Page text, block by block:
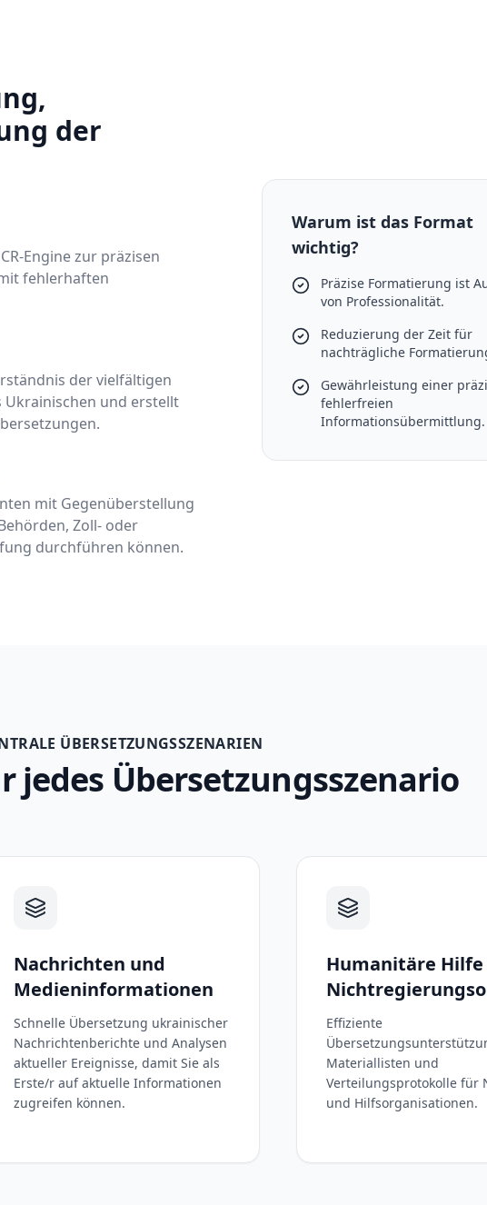
der
Engine zur präzisen
fehlerhaften
der vielfältigen
und erstellt
mit Gegenüberstellung
Zoll- oder
durchführen können.
Warum ist das Format
wichtig?
Präzise Formatierung ist
von Professionalität.
Reduzierung der Zeit für
nachträgliche
Gewährleistung einer
fehlerfreien
Informationsübermittlung.
ÜBERSETZUNGSSZENARIEN
jedes Übersetzungsszenario
Nachrichten und
Medieninformationen
Schnelle Übersetzung ukrainischer
Nachrichtenberichte und Analysen
aktueller Ereignisse, damit Sie als
Erste/r auf aktuelle Informationen
zugreifen können.
Humanitäre Hilfe
Effiziente
Materiallisten und
Verteilungsprotokolle für
und Hilfsorganisationen.